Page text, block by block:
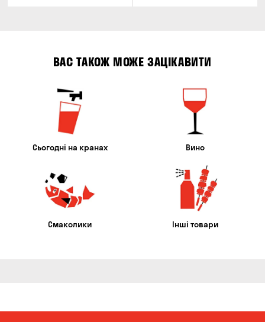
ВАС ТАКОЖ МОЖЕ ЗАЦІКАВИТИ
Сьогодні на кранах Вино
Смаколики Інші товари